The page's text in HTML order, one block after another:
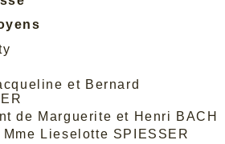
et Bernard
de Marguerite et Henri BACH
Lieselotte SPIESSER